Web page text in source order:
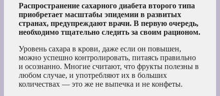
Распространение сахарного диабета второго типа
приобретает масштабы эпидемии в развитых
странах, предупреждают врачи. В первую очередь,
необходимо тщательно следить за своим рационом.
Уровень сахара в крови, даже если он повышен,
можно успешно контролировать, питаясь правильно
и осознанно. Многие считают, что фрукты полезны в
любом случае, и употребляют их в больших
количествах — это же не выпечка и не конфеты.